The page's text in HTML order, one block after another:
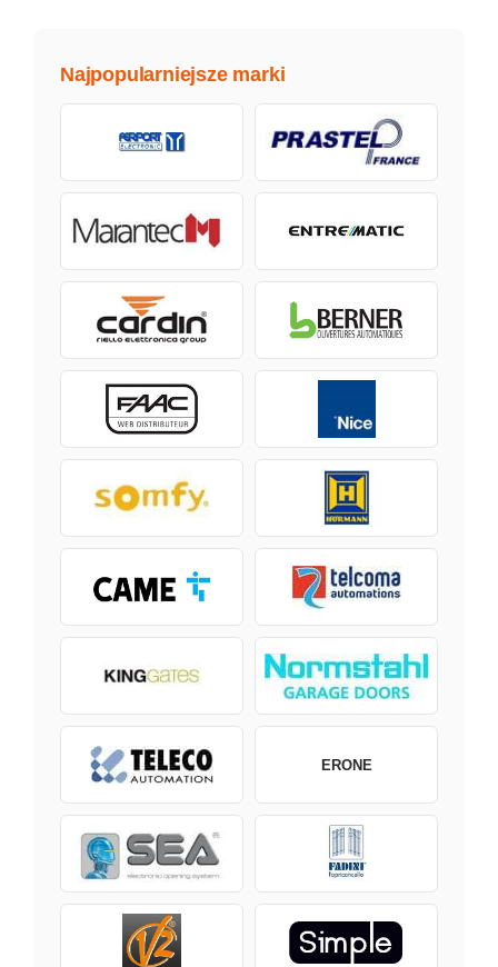
Najpopularniejsze marki
ERONE